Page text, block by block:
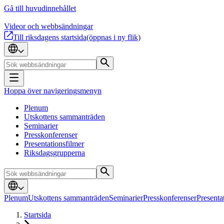
Gå till huvudinnehållet
Videor och webbsändningar
Till riksdagens startsida(öppnas i ny flik)
Hoppa över navigeringsmenyn
Plenum
Utskottens sammanträden
Seminarier
Presskonferenser
Presentationsfilmer
Riksdagsgrupperna
PlenumUtskottens sammanträdenSeminarierPresskonferenser
Startsida